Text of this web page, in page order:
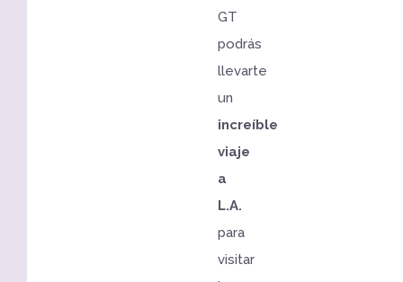
GT
podrás
llevarte
un
increíble
viaje
a
L.A.
para
visitar